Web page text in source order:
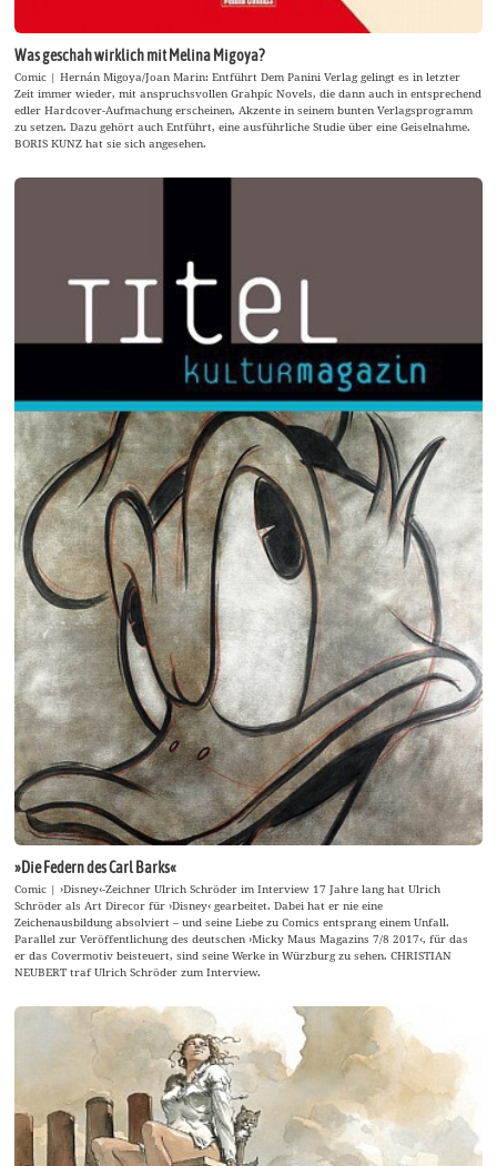
Was geschah wirklich mit Melina Migoya?
Comic | Hernán Migoya/Joan Marin: Entführt Dem Panini Verlag gelingt es in letzter
Zeit immer wieder, mit anspruchsvollen Grahpic Novels, die dann auch in entsprechend
edler Hardcover-Aufmachung erscheinen, Akzente in seinem bunten Verlagsprogramm
zu setzen. Dazu gehört auch Entführt, eine ausführliche Studie über eine Geiselnahme.
BORIS KUNZ hat sie sich angesehen.
»Die Federn des Carl Barks«
Comic | ›Disney‹-Zeichner Ulrich Schröder im Interview 17 Jahre lang hat Ulrich
Schröder als Art Direcor für ›Disney‹ gearbeitet. Dabei hat er nie eine
Zeichenausbildung absolviert – und seine Liebe zu Comics entsprang einem Unfall.
Parallel zur Veröffentlichung des deutschen ›Micky Maus Magazins 7/8 2017‹, für das
er das Covermotiv beisteuert, sind seine Werke in Würzburg zu sehen. CHRISTIAN
NEUBERT traf Ulrich Schröder zum Interview.